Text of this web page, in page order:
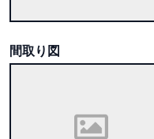
間取り図